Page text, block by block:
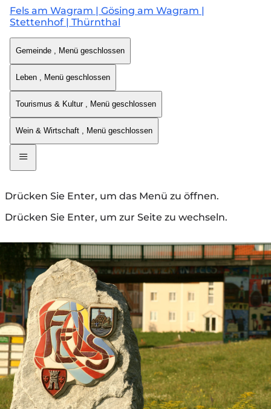
Fels am Wagram | Gösing am Wagram |
Stettenhof | Thürnthal
Gemeinde , Menü geschlossen
Leben , Menü geschlossen
Tourismus & Kultur , Menü geschlossen
Wein & Wirtschaft , Menü geschlossen
Drücken Sie Enter, um das Menü zu öffnen.
Drücken Sie Enter, um zur Seite zu wechseln.